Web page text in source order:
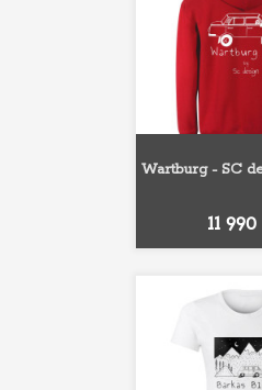
Wartburg - SC
Ár
11